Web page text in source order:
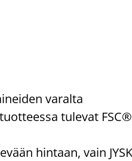
varalta
tulevat
hintaan, vain